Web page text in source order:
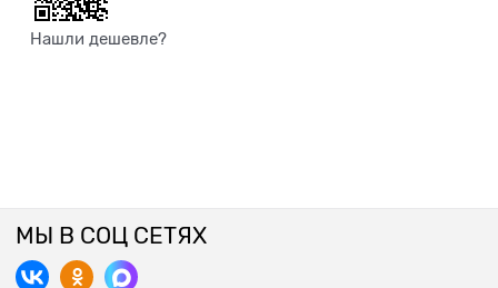
Нашли дешевле?
МЫ В СОЦ СЕТЯХ